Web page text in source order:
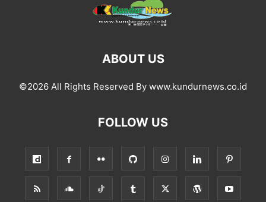
ABOUT US
©2026 All Rights Reserved By www.kundurnews.co.id
FOLLOW US